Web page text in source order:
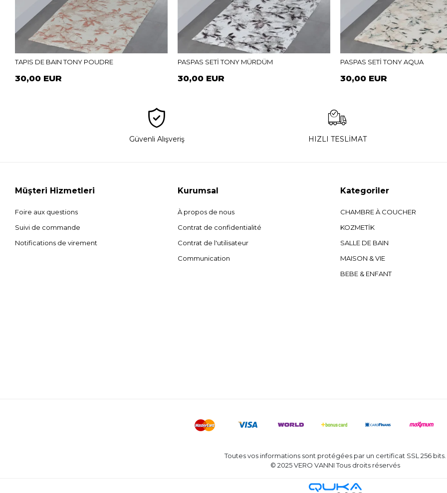
TAPIS DE BAIN TONY POUDRE
30,00 EUR
PASPAS SETİ TONY MÜRDÜM
30,00 EUR
PASPAS SETİ TONY AQUA
30,00 EUR
Güvenli Alışveriş HIZLI TESLİMAT
Müşteri Hizmetleri
Foire aux questions
Suivi de commande
Notifications de virement
Kurumsal
À propos de nous
Contrat de confidentialité
Contrat de l'utilisateur
Communication
Kategoriler
CHAMBRE À COUCHER
KOZMETİK
SALLE DE BAIN
MAISON & VIE
BEBE & ENFANT
Toutes vos informations sont protégées par un certificat SSL 256 bits.
© 2025 VERO VANNI Tous droits réservés